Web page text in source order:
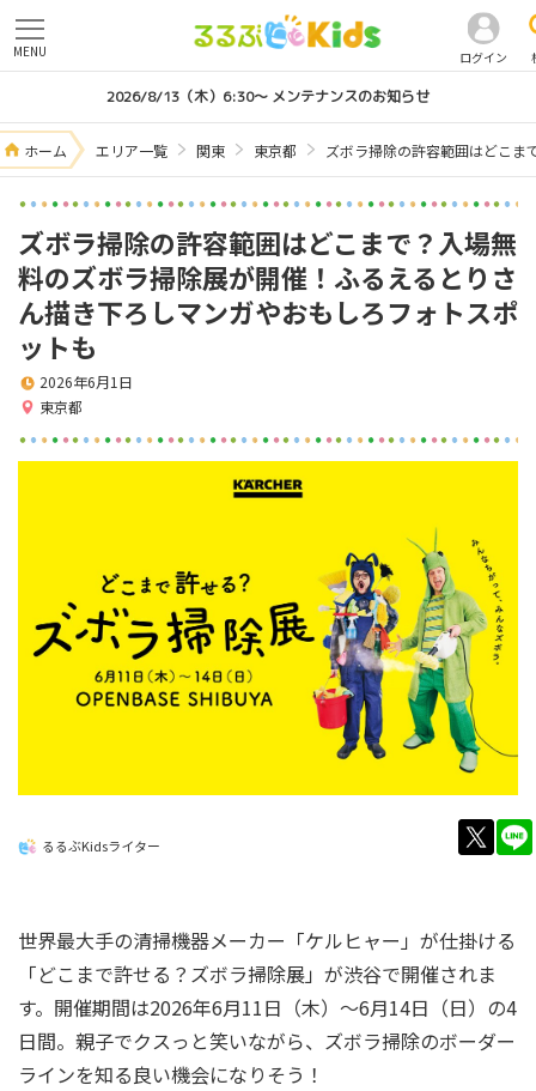
ログイン
MENU
2026/8/13（木）6:30～ メンテナンスのお知らせ
ホーム エリア一覧 関東 東京都 ズボラ掃除の許容範囲はどこ
ズボラ掃除の許容範囲はどこまで？入場無
料のズボラ掃除展が開催！ふるえるとりさ
ん描き下ろしマンガやおもしろフォトスポ
ットも
東京都
2026年6月1日
るるぶKidsライター
世界最大手の清掃機器メーカー「ケルヒャー」が仕掛ける
「どこまで許せる？ズボラ掃除展」が渋谷で開催されま
す。開催期間は2026年6月11日（木）～6月14日（日）の4
日間。親子でクスっと笑いながら、ズボラ掃除のボーダー
ラインを知る良い機会になりそう！